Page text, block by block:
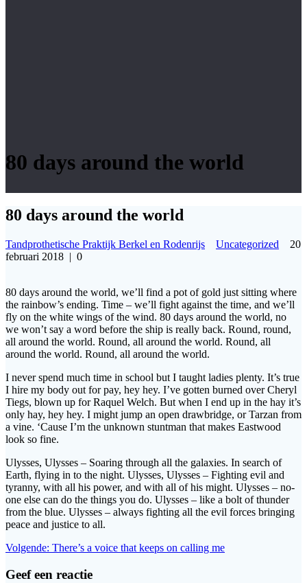
80 days around the world
80 days around the world
Tandprothetische Praktijk Berkel en Rodenrijs Uncategorized
20
februari 2018 | 0
80 days around the world, we’ll find a pot of gold just sitting where
the rainbow’s ending. Time – we’ll fight against the time, and we’ll
fly on the white wings of the wind. 80 days around the world, no
we won’t say a word before the ship is really back. Round, round,
all around the world. Round, all around the world. Round, all
around the world. Round, all around the world.
I never spend much time in school but I taught ladies plenty. It’s true
I hire my body out for pay, hey hey. I’ve gotten burned over Cheryl
Tiegs, blown up for Raquel Welch. But when I end up in the hay it’s
only hay, hey hey. I might jump an open drawbridge, or Tarzan from
a vine. ‘Cause I’m the unknown stuntman that makes Eastwood
look so fine.
Ulysses, Ulysses – Soaring through all the galaxies. In search of
Earth, flying in to the night. Ulysses, Ulysses – Fighting evil and
tyranny, with all his power, and with all of his might. Ulysses – no-
one else can do the things you do. Ulysses – like a bolt of thunder
from the blue. Ulysses – always fighting all the evil forces bringing
peace and justice to all.
Bericht
navigatie
Volgende: Volgend
There’s a voice that keeps on calling me
Geef een reactie